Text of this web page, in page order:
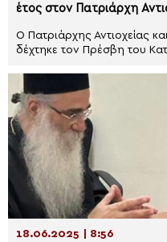
έτος στον Πατριάρχη
Ο Πατριάρχης Αντιοχείας
δέχτηκε τον Πρέσβη του
18.06.2025 | 8:56